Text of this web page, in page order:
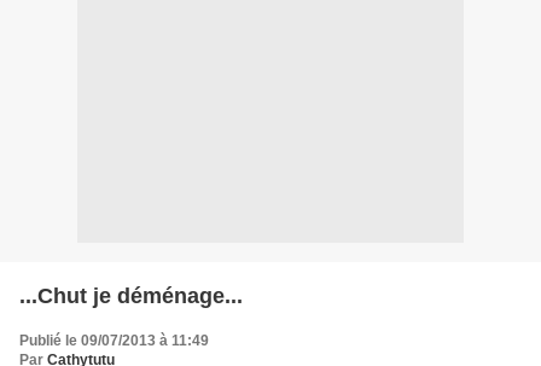
...Chut je déménage...
Publié le 09/07/2013 à 11:49
Par Cathytutu